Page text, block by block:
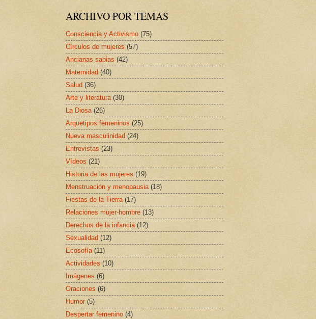
ARCHIVO POR TEMAS
Consciencia y Activismo (75)
Círculos de mujeres (57)
Ancianas sabias (42)
Maternidad (40)
Salud (36)
Arte y literatura (30)
La Diosa (26)
Arquetipos femeninos (25)
Nueva masculinidad (24)
Entrevistas (23)
Vídeos (21)
Historia de las mujeres (19)
Menstruación y menopausia (18)
Fiestas de la Tierra (17)
Relaciones mujer-hombre (13)
Derechos de la infancia (12)
Sexualidad (12)
Ecosofía (11)
Actividades (10)
Imágenes (6)
Oraciones (6)
Humor (5)
Despertar femenino (4)